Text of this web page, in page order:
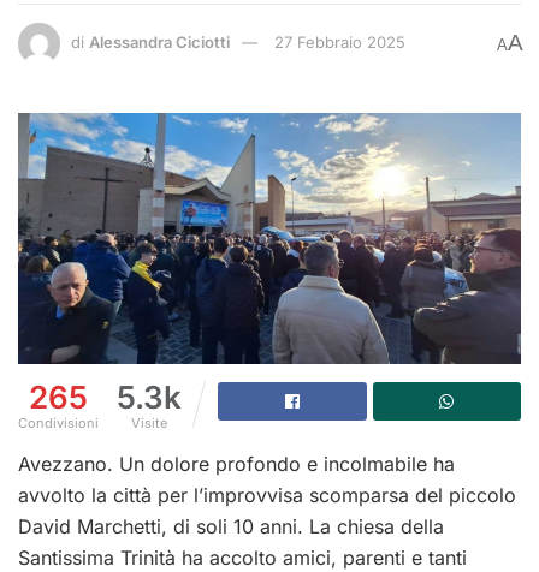
di Alessandra Ciciotti 27 Febbraio 2025 AA
265
Condivisioni
5.3k
Visite
Avezzano. Un dolore profondo e incolmabile ha
avvolto la città per l’improvvisa scomparsa del piccolo
David Marchetti, di soli 10 anni. La chiesa della
Santissima Trinità ha accolto amici, parenti e tanti